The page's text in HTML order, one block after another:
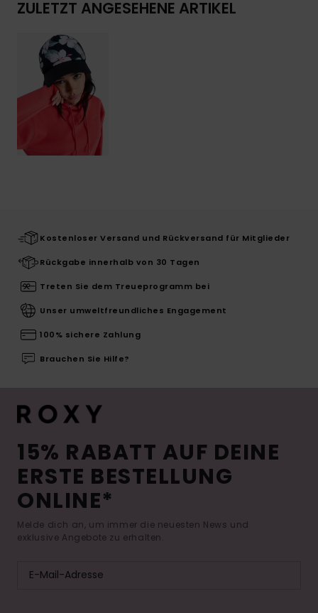
ZULETZT ANGESEHENE ARTIKEL
Kostenloser Versand und Rückversand für Mitglieder
Rückgabe innerhalb von 30 Tagen
Treten Sie dem Treueprogramm bei
Unser umweltfreundliches Engagement
100% sichere Zahlung
Brauchen Sie Hilfe?
15% RABATT AUF DEINE
ERSTE BESTELLUNG
ONLINE*
Melde dich an, um immer die neuesten News und
exklusive Angebote zu erhalten.